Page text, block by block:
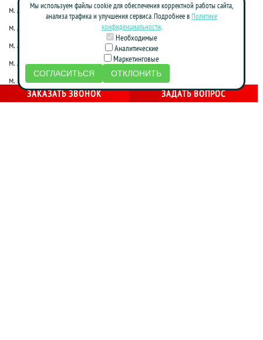
м. Алексеевская
м. Алма-Атинская
м. Алтуфьево
м. Аннино
м. Бабушкинская
м. Достоевская
м. Киевская
м. Коломенская
м. Краснопресненская
м. Красные ворота
м. Марксистская
м. Маяковская
ЗАКАЗАТЬ ЗВОНОК ЗАДАТЬ ВОПРОС
Мы используем файлы cookie для обеспечения корректной работы сайта,
анализа трафика и улучшения сервиса. Подробнее вПолитике
конфиденциальности.
Необходимые
Аналитические
Маркетинговые
СОГЛАСИТЬСЯ ОТКЛОНИТЬ